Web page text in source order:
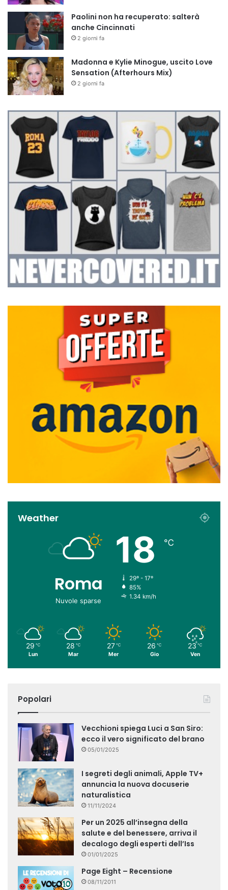
Paolini non ha recuperato: salterà
anche Cincinnati
2 giorni fa
Madonna e Kylie Minogue, uscito Love
Sensation (Afterhours Mix)
2 giorni fa
Weather
Roma
Nuvole sparse
18 ℃
29º - 17º
85%
1.34 km/h
29 ℃
Lun
28 ℃
Mar
27 ℃
Mer
26 ℃
Gio
23 ℃
Ven
Popolari
Vecchioni spiega Luci a San Siro:
ecco il vero significato del brano
05/01/2025
I segreti degli animali, Apple TV+
annuncia la nuova docuserie
naturalistica
11/11/2024
Per un 2025 all’insegna della
salute e del benessere, arriva il
decalogo degli esperti dell’Iss
01/01/2025
Page Eight – Recensione
08/11/2011